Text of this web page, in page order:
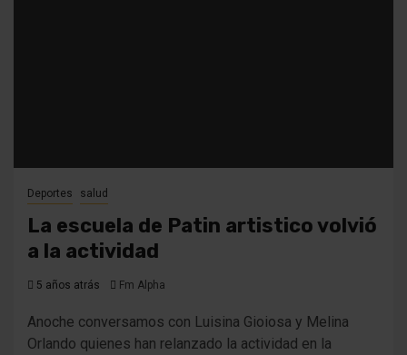
Deportes salud
La escuela de Patin artistico volvió
a la actividad
5 años atrás Fm Alpha
Anoche conversamos con Luisina Gioiosa y Melina
Orlando quienes han relanzado la actividad en la